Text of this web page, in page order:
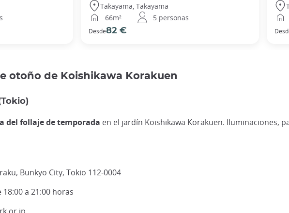
Takayama, Takayama
66m²
5 personas
Desde82 €
otoño de Koishikawa Korakuen
del follaje de temporada en el jardín Koishikawa Korakuen. Iluminaciones,
Bunkyo City, Tokio 112-0004
a 21:00 horas